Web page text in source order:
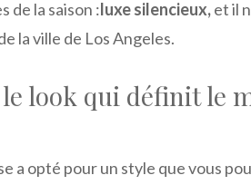
de la saison :luxe silencieux,et il
la ville de Los Angeles.
look qui définit le
a opté pour un style que vous